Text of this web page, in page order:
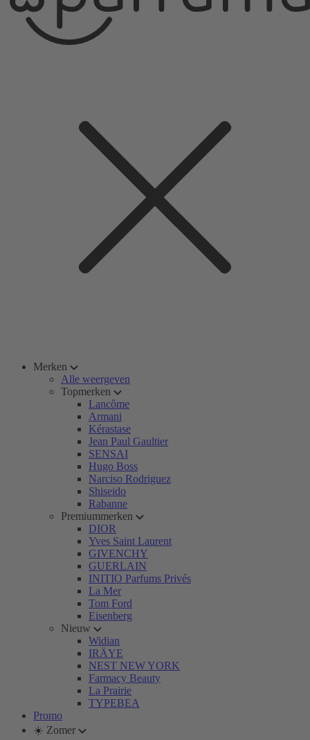
Merken
Alle weergeven
Topmerken
Lancôme
Armani
Kérastase
Jean Paul Gaultier
SENSAI
Hugo Boss
Narciso Rodriguez
Shiseido
Rabanne
Premiummerken
DIOR
Yves Saint Laurent
GIVENCHY
GUERLAIN
INITIO Parfums Privés
La Mer
Tom Ford
Eisenberg
Nieuw
Widian
IRÄYE
NEST NEW YORK
Farmacy Beauty
La Prairie
TYPEBEA
Promo
☀️ Zomer